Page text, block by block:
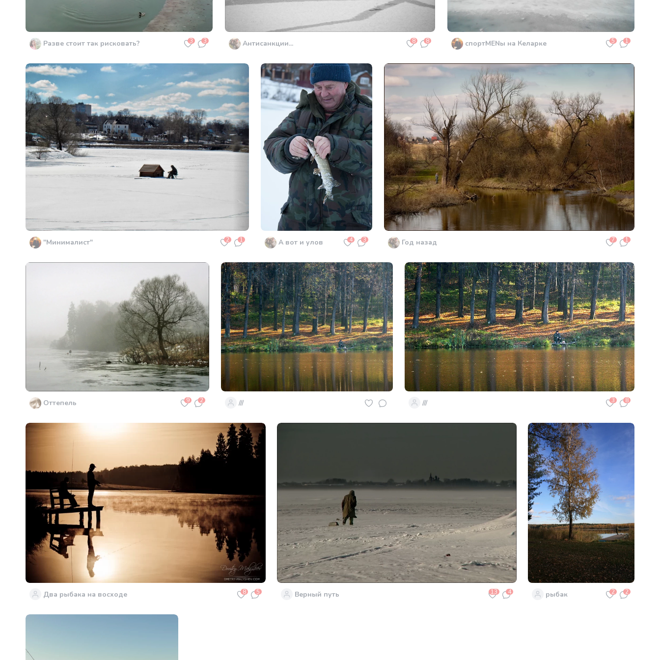
Разве стоит так рисковать? 3 3 Антисанкции... 8 8 спортMENы на Келарке 5 1
"Минималист" 2 1 А вот и улов 4 3 Год назад 7 1
Оттепель 9 2 /// /// 3 8
Два рыбака на восходе 8 5 Верный путь 13 4 рыбак 2 2